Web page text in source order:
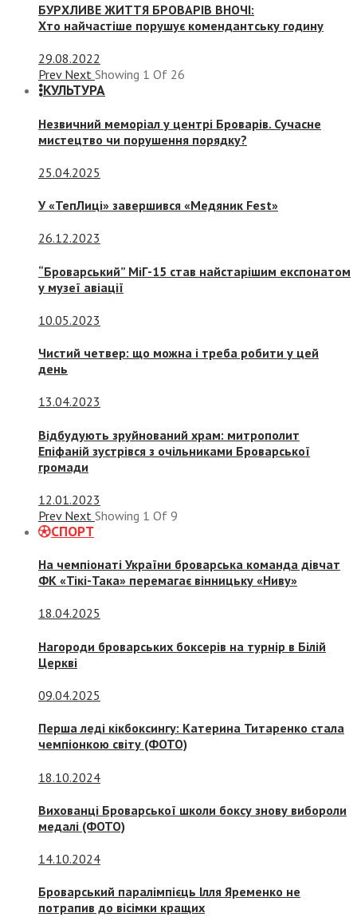
БУРХЛИВЕ ЖИТТЯ БРОВАРІВ ВНОЧІ:
Хто найчастіше порушує комендантську годину
29.08.2022
Prev Next Showing 1 Of 26
КУЛЬТУРА
Незвичний меморіал у центрі Броварів. Сучасне
мистецтво чи порушення порядку?
25.04.2025
У «ТепЛиці» завершився «Медяник Fest»
26.12.2023
“Броварський” МіГ-15 став найстарішим експонатом
у музеї авіації
10.05.2023
Чистий четвер: що можна і треба робити у цей
день
13.04.2023
Відбудують зруйнований храм: митрополит
Епіфаній зустрівся з очільниками Броварської
громади
12.01.2023
Prev Next Showing 1 Of 9
СПОРТ
На чемпіонаті України броварська команда дівчат
ФК «Тікі-Така» перемагає вінницьку «Ниву»
18.04.2025
Нагороди броварських боксерів на турнір в Білій
Церкві
09.04.2025
Перша леді кікбоксингу: Катерина Титаренко стала
чемпіонкою світу (ФОТО)
18.10.2024
Вихованці Броварської школи боксу знову вибороли
медалі (ФОТО)
14.10.2024
Броварський паралімпієць Ілля Яременко не
потрапив до вісімки кращих